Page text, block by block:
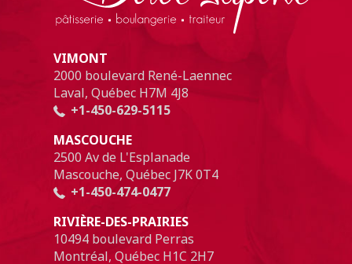
VIMONT
2000 boulevard René-Laennec
Laval, Québec H7M 4J8
+1-450-629-5115
MASCOUCHE
2500 Av de L'Esplanade
Mascouche, Québec J7K 0T4
+1-450-474-0477
RIVIÈRE-DES-PRAIRIES
10494 boulevard Perras
Montréal, Québec H1C 2H7